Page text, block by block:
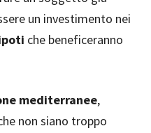
un investimento nei
che beneficeranno
mediterranee,
non siano troppo